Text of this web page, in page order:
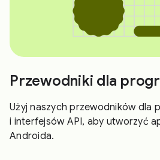
Przewodniki dla
Użyj naszych przewodników dla
i interfejsów API, aby utworzyć
Androida.